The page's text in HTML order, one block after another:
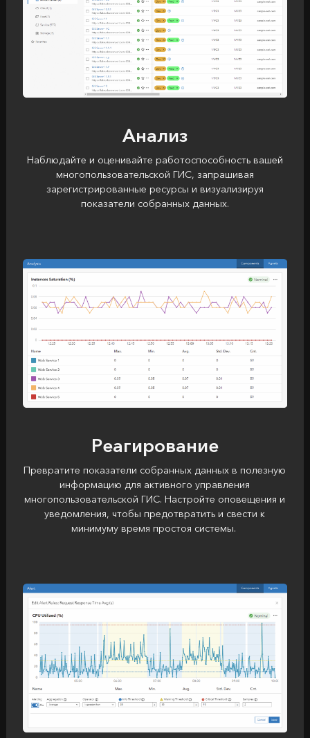
Анализ
Наблюдайте и оценивайте работоспособность вашей
многопользовательской ГИС, запрашивая
зарегистрированные ресурсы и визуализируя
показатели собранных данных.
Реагирование
Превратите показатели собранных данных в полезную
информацию для активного управления
многопользовательской ГИС. Настройте оповещения и
уведомления, чтобы предотвратить и свести к
минимуму время простоя системы.